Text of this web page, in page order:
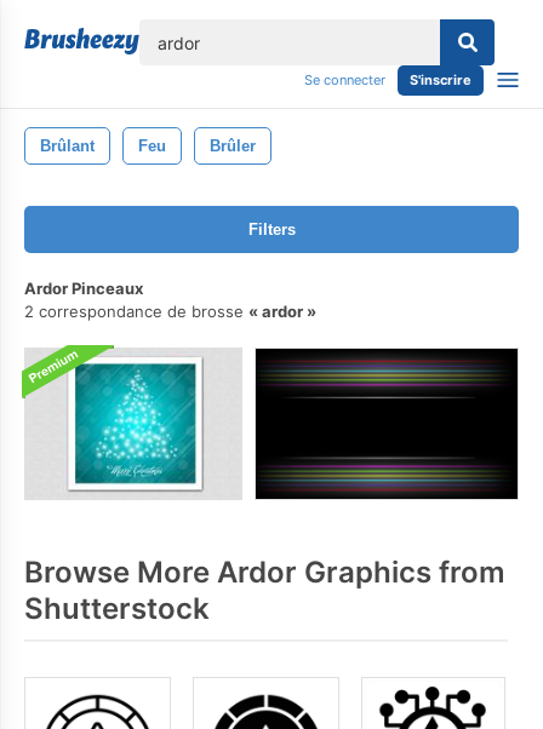
Se connecter S'inscrire
Brûlant Feu Brûler
Filters
Ardor Pinceaux
2 correspondance de brosse
ardor
Browse More Ardor Graphics from
Shutterstock